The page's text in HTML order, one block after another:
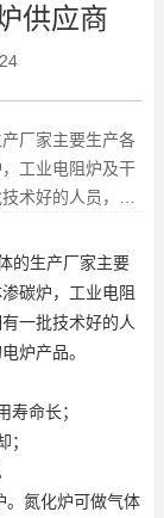
供应商
厂家主要生产各
工业电阻炉及干
术好的人员，集
的生产厂家主要
碳炉，工业电阻
一批技术好的人
炉产品。
命长；
。氮化炉可做气体